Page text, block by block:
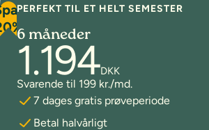
PERFEKT TIL ET HELT SEMESTER
6 måneder
1.194DKK
Svarende til 199 kr./md.
7 dages gratis prøveperiode
Betal halvårligt